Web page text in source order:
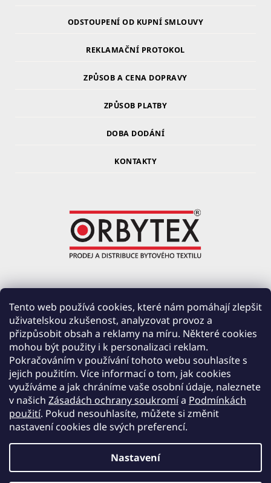
Tento web používá cookies, které nám pomáhají zlepšit
uživatelskou zkušenost, analyzovat provoz a
přizpůsobit obsah a reklamy na míru. Některé cookies
mohou být použity i k personalizaci reklam.
Pokračováním v používání tohoto webu souhlasíte s
jejich použitím. Více informací o tom, jak cookies
využíváme a jak chráníme vaše osobní údaje, naleznete
v našich Zásadách ochrany soukromía Podmínkách
použití. Pokud nesouhlasíte, můžete si změnit
nastavení cookies dle svých preferencí.
Nastavení
ODSTOUPENÍ OD KUPNÍ SMLOUVY
REKLAMAČNÍ PROTOKOL
ZPŮSOB A CENA DOPRAVY
ZPŮSOB PLATBY
DOBA DODÁNÍ
KONTAKTY
PRŮMYSLOVÁ 220, ČERVENÉ ZÁHOŘÍ
391 37 CHOTOVINY
IČ: 28138252
DIČ: CZ28138252
Společnost zapsána v obchodním rejstříku vedeném u Krajského soudu v Českých
Budějovicích, oddíl C, vložka 19654.
Vytvořil Shoptet